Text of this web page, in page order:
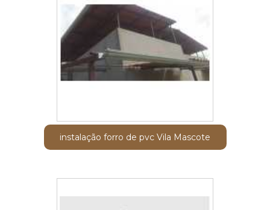
instalação forro de pvc Vila Mascote